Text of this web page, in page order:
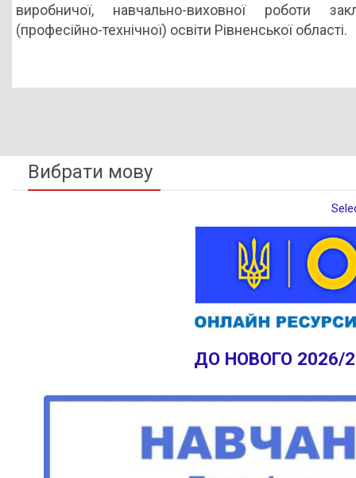
процесу
виробничої, навчально-виховної роботи
(професійно-технічної) освіти Рівненської області.
Вибрати мову
ДО НОВОГО 2026/